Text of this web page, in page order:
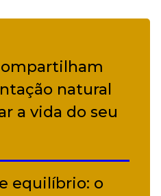
repertório
R$ 17
retoma
para show em
natural
a vida do seu
equilíbrio: o